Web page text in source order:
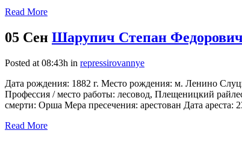
Read More
05 Сен Шарупич Степан
Posted at 08:43h in repressirovannye
Дата рождения: 1882 г. Место рождения: м. Ленино
Профессия / место работы: лесовод, Плещеницкий
смерти: Орша Мера пресечения: арестован Дата ареста:
Read More